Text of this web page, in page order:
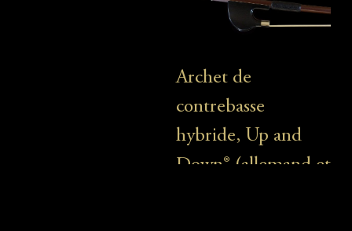
Archet de
contrebasse
hybride, Up and
Down® (allemand et